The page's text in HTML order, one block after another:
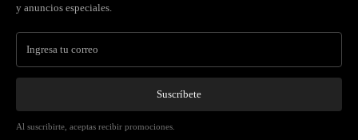
y anuncios especiales.
Suscríbete
Al suscribirte, aceptas recibir promociones.